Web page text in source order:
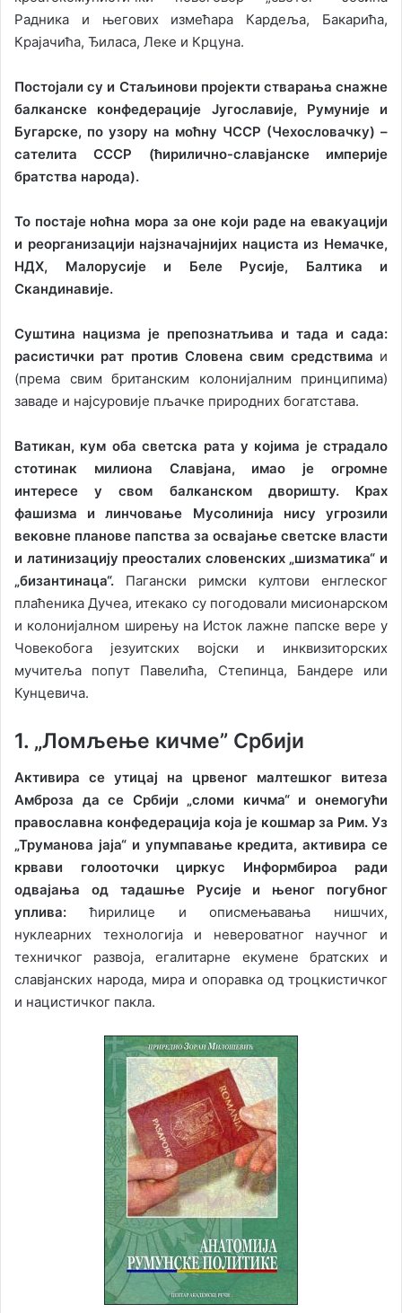
Радника и његових измећара Кардеља, Бакарића,
Крајачића, Ђиласа, Леке и Крцуна.
Постојали су и Стаљинови пројекти стварања снажне
балканске конфедерације Југославије, Румуније и
Бугарске, по узору на моћну ЧССР (Чехословачку) –
сателита СССР (ћирилично-славјанске империје
братства народа).
То постаје ноћна мора за оне који раде на евакуацији
и реорганизацији најзначајнијих нациста из Немачке,
НДХ, Малорусије и Беле Русије, Балтика и
Скандинавије.
Суштина нацизма је препознатљива и тада и сада:
расистички рат против Словена свим средствима и
(према свим британским колонијалним принципима)
заваде и најсуровије пљачке природних богатстава.
Ватикан, кум оба светска рата у којима је страдало
стотинак милиона Славјана, имао је огромне
интересе у свом балканском дворишту. Крах
фашизма и линчовање Мусолинија нису угрозили
вековне планове папства за освајање светске власти
и латинизацију преосталих словенских „шизматика“ и
„бизантинаца“. Пагански римски култови енглеског
плаћеника Дучеа, итекако су погодовали мисионарском
и колонијалном ширењу на Исток лажне папске вере у
Човекобога језуитских војски и инквизиторских
мучитеља попут Павелића, Степинца, Бандере или
Кунцевича.
1. „Ломљење кичме” Србији
Активира се утицај на црвеног малтешког витеза
Амброза да се Србији „сломи кичма“ и онемогући
православна конфедерација која је кошмар за Рим. Уз
„Труманова јаја“ и упумпавање кредита, активира се
крвави голооточки циркус Информбироа ради
одвајања од тадашње Русије и њеног погубног
уплива: ћирилице и описмењавања нишчих,
нуклеарних технологија и невероватног научног и
техничког развоја, егалитарне екумене братских и
славјанских народа, мира и опоравка од троцкистичког
и нацистичког пакла.